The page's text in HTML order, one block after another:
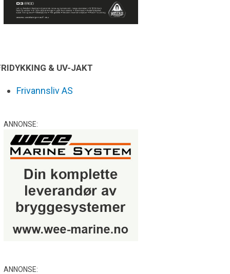
& UV-JAKT
Frivannsliv AS
ANNONSE:
ANNONSE: